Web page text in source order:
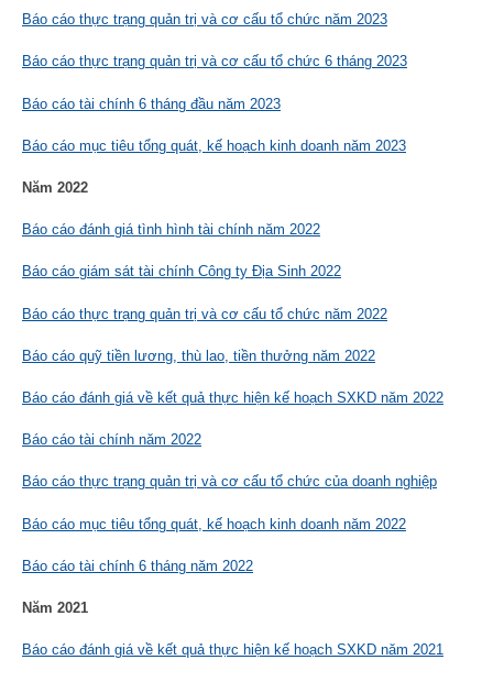
Báo cáo thực trạng quản trị và cơ cấu tổ chức năm 2023
Báo cáo thực trạng quản trị và cơ cấu tổ chức 6 tháng 2023
Báo cáo tài chính 6 tháng đầu năm 2023
Báo cáo mục tiêu tổng quát, kế hoạch kinh doanh năm 2023
Năm 2022
Báo cáo đánh giá tình hình tài chính năm 2022
Báo cáo giám sát tài chính Công ty Địa Sinh 2022
Báo cáo thực trạng quản trị và cơ cấu tổ chức năm 2022
Báo cáo quỹ tiền lương, thù lao, tiền thưởng năm 2022
Báo cáo đánh giá về kết quả thực hiện kế hoạch SXKD năm 2022
Báo cáo tài chính năm 2022
Báo cáo thực trạng quản trị và cơ cấu tổ chức của doanh nghiệp
Báo cáo mục tiêu tổng quát, kế hoạch kinh doanh năm 2022
Báo cáo tài chính 6 tháng năm 2022
Năm 2021
Báo cáo đánh giá về kết quả thực hiện kế hoạch SXKD năm 2021